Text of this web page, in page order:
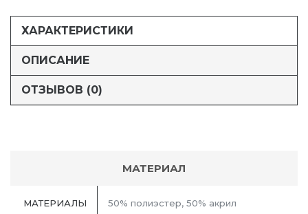
ХАРАКТЕРИСТИКИ
ОПИСАНИЕ
ОТЗЫВОВ (0)
МАТЕРИАЛ
МАТЕРИАЛЫ 50% полиэстер, 50% акрил